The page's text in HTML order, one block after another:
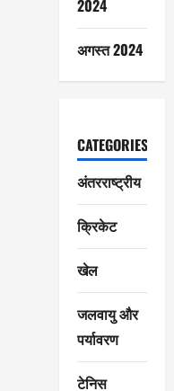
2024
अगस्त 2024
CATEGORIES
अंतरराष्ट्रीय
क्रिकेट
खेल
जलवायु और
पर्यावरण
टेनिस